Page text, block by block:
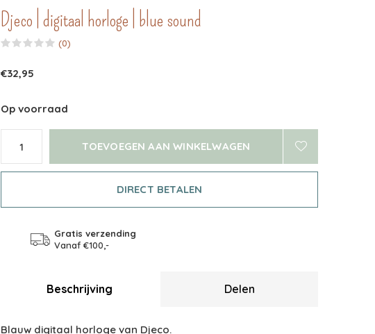
Djeco | digitaal horloge | blue sound
(0)
€32,95
Op voorraad
TOEVOEGEN AAN WINKELWAGEN
DIRECT BETALEN
Gratis verzending
Vanaf €100,-
Beschrijving Delen
Blauw digitaal horloge van Djeco.